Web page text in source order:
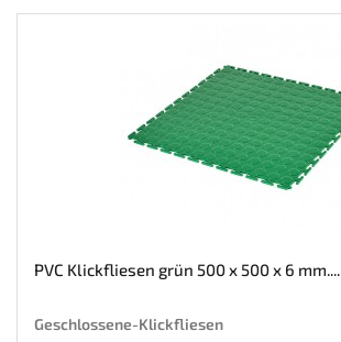
PVC Klickfliesen grün 500 x 500 x 6 mm....
Geschlossene-Klickfliesen